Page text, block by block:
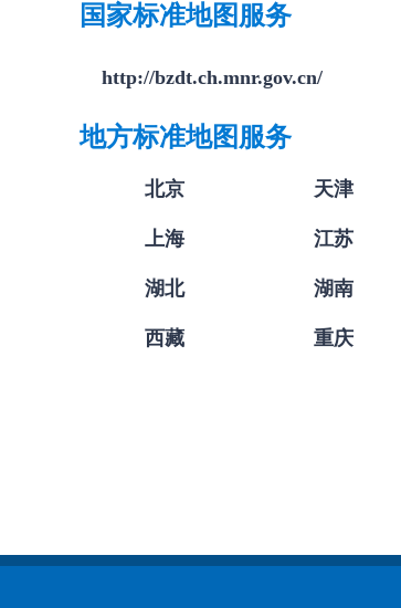
国家标准地图服务
http://bzdt.ch.mnr.gov.cn/
地方标准地图服务
北京 天津
上海 江苏
湖北 湖南
西藏 重庆